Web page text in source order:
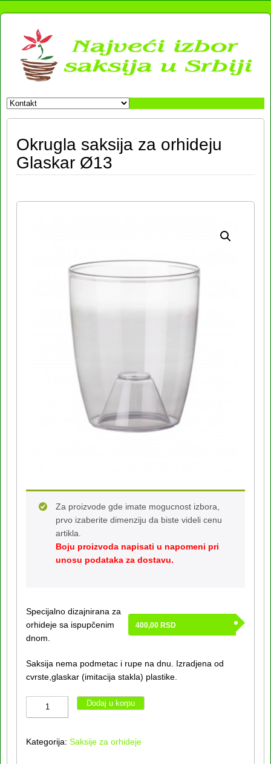
Okrugla saksija za orhideju
Glaskar Ø13
Za proizvode gde imate mogucnost izbora,
prvo izaberite dimenziju da biste videli cenu
artikla.
Boju proizvoda napisati u napomeni pri
unosu podataka za dostavu.
400,00 RSD
Specijalno dizajnirana za
orhideje sa ispupčenim
dnom.
Saksija nema podmetac i rupe na dnu. Izradjena od
cvrste,glaskar (imitacija stakla) plastike.
Okrugla
saksija
orhideju
Dodaj u korpu
Kategorija: Saksije za orhideje